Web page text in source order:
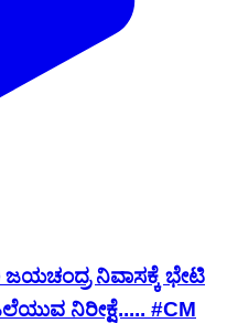
ನಿವಾಸಕ್ಕೆ ಭೇಟಿ
ನಿರೀಕ್ಷೆ..... #CM